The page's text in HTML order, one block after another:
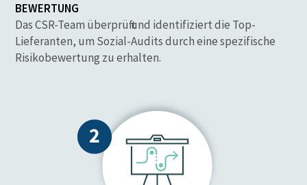
BEWERTUNG
Das CSR-Team überprüft und identifiziert die Top-
Lieferanten, um Sozial-Audits durch eine spezifische
Risikobewertung zu erhalten.